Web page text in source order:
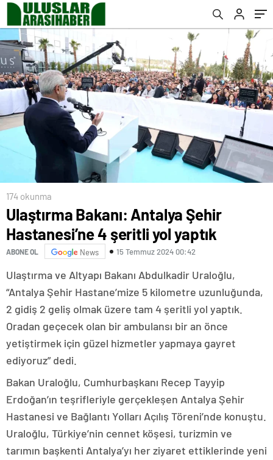
174 okunma
Ulaştırma Bakanı: Antalya Şehir
Hastanesi’ne 4 şeritli yol yaptık
ABONE OL News 15 Temmuz 2024 00:42
Ulaştırma ve Altyapı Bakanı Abdulkadir Uraloğlu,
“Antalya Şehir Hastane’mize 5 kilometre uzunluğunda,
2 gidiş 2 geliş olmak üzere tam 4 şeritli yol yaptık.
Oradan geçecek olan bir ambulansı bir an önce
yetiştirmek için güzel hizmetler yapmaya gayret
ediyoruz” dedi.
Bakan Uraloğlu, Cumhurbaşkanı Recep Tayyip
Erdoğan’ın teşrifleriyle gerçekleşen Antalya Şehir
Hastanesi ve Bağlantı Yolları Açılış Töreni’nde konuştu.
Uraloğlu, Türkiye’nin cennet köşesi, turizmin ve
tarımın başkenti Antalya’yı her ziyaret ettiklerinde yeni